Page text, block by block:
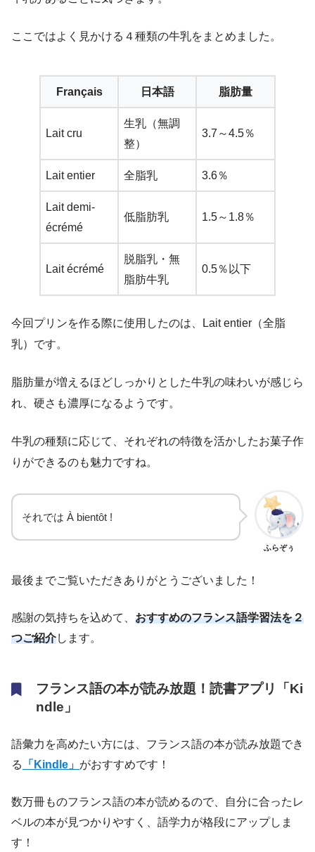
ここではよく見かける４種類の牛乳をまとめました。
Français 日本語 脂肪量
Lait cru
生乳（無調
整）
3.7～4.5％
Lait entier 全脂乳 3.6％
Lait demi-
écrémé
低脂肪乳 1.5～1.8％
Lait écrémé
脱脂乳・無
脂肪牛乳
0.5％以下
今回プリンを作る際に使用したのは、Lait entier（全脂
乳）です。
脂肪量が増えるほどしっかりとした牛乳の味わいが感じら
れ、硬さも濃厚になるようです。
牛乳の種類に応じて、それぞれの特徴を活かしたお菓子作
りができるのも魅力ですね。
ふらぞぅ
それでは À bientôt !
最後までご覧いただきありがとうございました！
感謝の気持ちを込めて、 おすすめのフランス語学習法を２
つご紹介します。
フランス語の本が読み放題！読書アプリ「Ki
ndle」
語彙力を高めたい方には、フランス語の本が読み放題でき
る
「Kindle」 がおすすめです！
数万冊ものフランス語の本が読めるので、自分に合ったレ
ベルの本が見つかりやすく、語学力が格段にアップしま
す！